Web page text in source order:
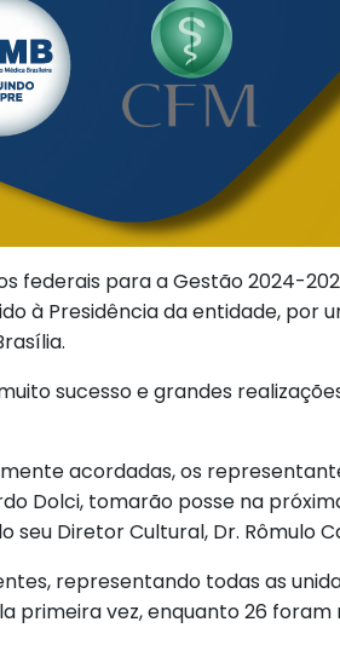
federais para a Gestão 2024-
à Presidência da entidade, por
sucesso e grandes
acordadas, os
Dolci, tomarão posse na
Diretor Cultural, Dr. Rômulo
representando todas as
primeira vez, enquanto 26 foram